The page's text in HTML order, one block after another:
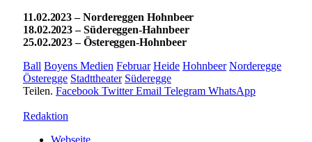
11.02.2023 – Nordereggen Hohnbeer
18.02.2023 – Südereggen-Hahnbeer
25.02.2023 – Östereggen-Hohnbeer
Ball Boyens Medien Februar Heide Hohnbeer Norderegge
Österegge Stadttheater Süderegge
Teilen. Facebook Twitter Email Telegram WhatsApp
Redaktion
Webseite